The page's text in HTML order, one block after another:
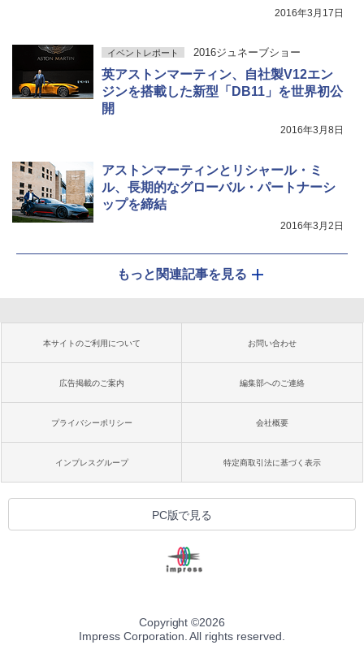
2016年3月17日
イベントレポート 2016ジュネーブショー
英アストンマーティン、自社製V12エン
ジンを搭載した新型「DB11」を世界初公
開
2016年3月8日
アストンマーティンとリシャール・ミ
ル、長期的なグローバル・パートナーシ
ップを締結
2016年3月2日
もっと関連記事を見る
本サイトのご利用について お問い合わせ
広告掲載のご案内 編集部へのご連絡
プライバシーポリシー 会社概要
インプレスグループ 特定商取引法に基づく表示
PC版で見る
Copyright ©2026
Impress Corporation. All rights reserved.